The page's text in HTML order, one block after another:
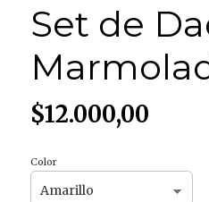
Set de
$12.000,00
Color